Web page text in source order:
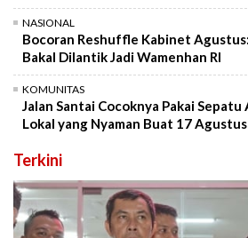
NASIONAL
Bocoran Reshuffle Kabinet
Bakal Dilantik Jadi Wamenhan RI
KOMUNITAS
Jalan Santai Cocoknya Pakai Sepatu
Lokal yang Nyaman Buat 17
Terkini